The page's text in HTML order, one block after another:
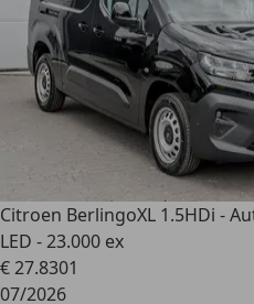
Citroen BerlingoXL 1.5HDi -
LED - 23.000 ex
€ 27.8301
07/2026